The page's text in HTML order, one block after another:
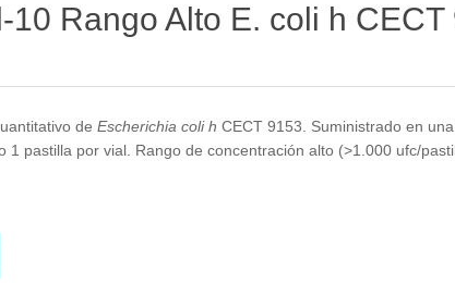
Rango Alto E. coli h CECT
de Escherichia coli h CECT 9153. Suministrado en
1 pastilla por vial. Rango de concentración alto (>1.000 ufc/